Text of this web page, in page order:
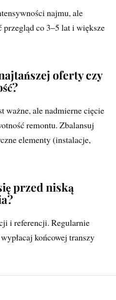
najmu, ale
przegląd co 3–5 lat i większe
oferty czy
ważne, ale nadmierne cięcie
remontu. Zbalansuj
elementy (instalacje,
przed niską
i referencji. Regularnie
końcowej transzy